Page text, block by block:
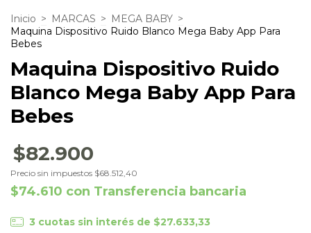
Inicio > MARCAS > MEGA BABY >
Maquina Dispositivo Ruido Blanco Mega Baby App Para
Bebes
Maquina Dispositivo Ruido
Blanco Mega Baby App Para
Bebes
$82.900
Precio sin impuestos $68.512,40
$74.610 con Transferencia bancaria
3 cuotas sin interés de $27.633,33